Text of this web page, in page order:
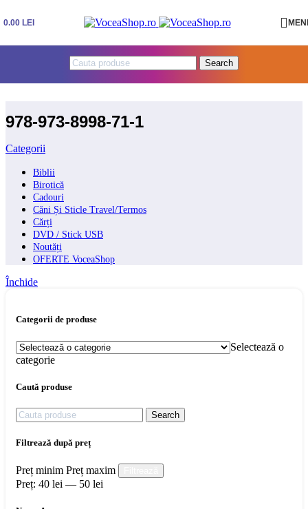
0.00 LEI
Search
978-973-8998-71-1
Categorii
Biblii
Birotică
Cadouri
Căni Și Sticle Travel/Termos
Cărți
DVD / Stick USB
Noutăți
OFERTE VoceaShop
Închide
Categorii de produse
Selectează o
categorie
Caută produse
Search
Filtrează după preț
Preț minim Preț maxim
Preț: 40 lei — 50 lei